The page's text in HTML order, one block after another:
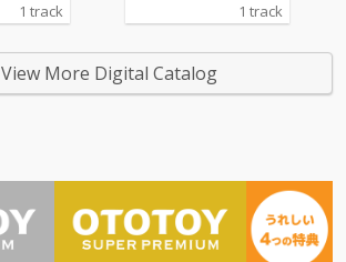
1 track 1 track
View More Digital Catalog